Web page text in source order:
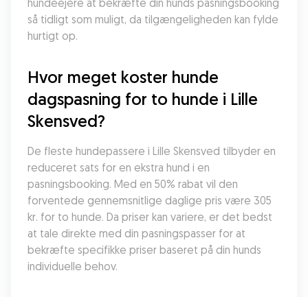
hundeejere at bekræfte din hunds pasningsbooking
så tidligt som muligt, da tilgængeligheden kan fylde
hurtigt op.
Hvor meget koster hunde
dagspasning for to hunde i Lille
Skensved?
De fleste hundepassere i Lille Skensved tilbyder en
reduceret sats for en ekstra hund i en
pasningsbooking. Med en 50% rabat vil den
forventede gennemsnitlige daglige pris være 305
kr. for to hunde. Da priser kan variere, er det bedst
at tale direkte med din pasningspasser for at
bekræfte specifikke priser baseret på din hunds
individuelle behov.